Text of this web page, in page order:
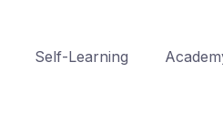
Self-Learning